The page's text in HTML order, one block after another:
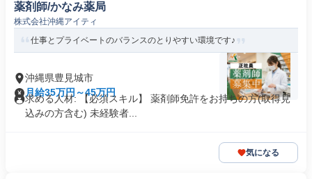
薬剤師/かなみ薬局
株式会社沖縄アイティ
仕事とプライベートのバランスのとりやすい環境です♪
沖縄県豊見城市
月給35万円～45万円
求める人材: 【必須スキル】 薬剤師免許をお持ちの方(取得見
込みの方含む) 未経験者...
気になる